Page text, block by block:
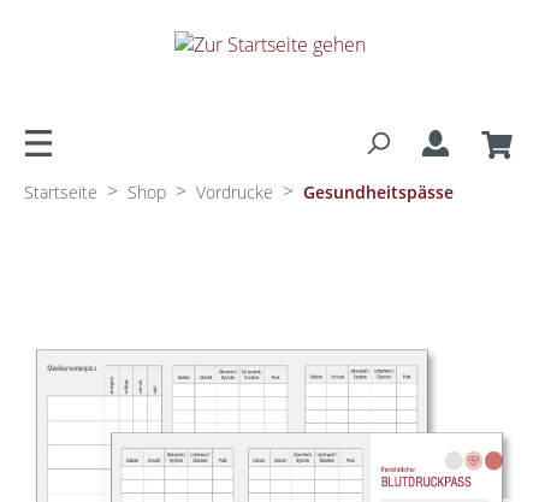
Startseite > Shop > Vordrucke > Gesundheitspässe